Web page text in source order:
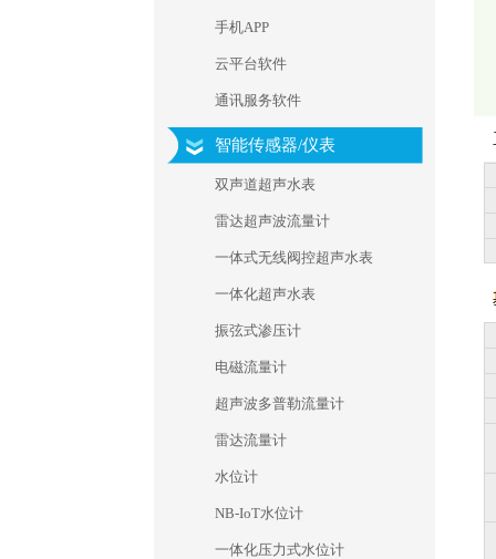
手机APP
云平台软件
通讯服务软件
智能传感器/仪表
双声道超声水表
雷达超声波流量计
一体式无线阀控超声水表
一体化超声水表
振弦式渗压计
电磁流量计
超声波多普勒流量计
雷达流量计
水位计
NB-IoT水位计
一体化压力式水位计